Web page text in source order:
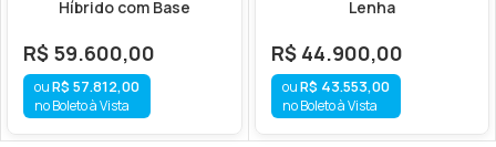
Híbrido com Base
R$ 59.600,00
R$ 57.812,00
no Boleto à Vista
Lenha
R$44.900,00
R$ 43.553,00
no Boleto à Vista